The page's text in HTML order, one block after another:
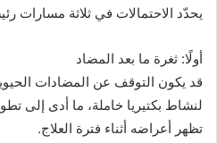
يحدّد الاحتمالات في ثلاثة مسارات
أولًا: ثغرة ما بعد المضاد
قد يكون التوقف عن المضادات
لنشاط بكتيريا خاملة، ما أدى إلى
تظهر أعراضه أثناء فترة العلاج.